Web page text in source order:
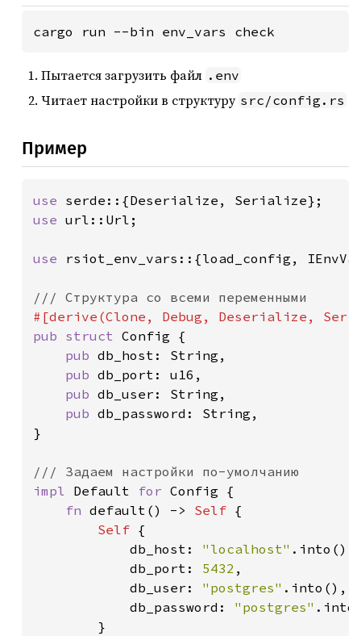
cargo run --bin env_vars check
Пытается загрузить файл .env
Читает настройки в структуру src/config.rs
Пример
use
use url::Url;
use rsiot_env_vars::{load_config,
pub struct Config {
pub db_host: String,
pub db_port: u16,
pub db_user: String,
pub db_password: String,
}
impl Default for Config {
fn default() -> Self {
Self {
            db_host:
"localhost" .into(),
            db_port:
5432 ,
            db_user:
"postgres" .into(),
            db_password:
"postgres"
        }